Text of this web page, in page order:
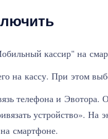
кассир" на
на кассу. При этом
телефона и Эвотора.
устройство». На
смартфоне.